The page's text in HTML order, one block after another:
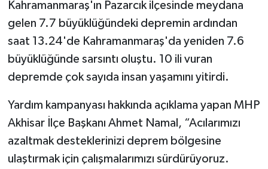
Kahramanmaraş'ın Pazarcık ilçesinde meydana
gelen 7.7 büyüklüğündeki depremin ardından
saat 13.24'de Kahramanmaraş'da yeniden 7.6
büyüklüğünde sarsıntı oluştu. 10 ili vuran
depremde çok sayıda insan yaşamını yitirdi.
Yardım kampanyası hakkında açıklama yapan MHP
Akhisar İlçe Başkanı Ahmet Namal, “Acılarımızı
azaltmak desteklerinizi deprem bölgesine
ulaştırmak için çalışmalarımızı sürdürüyoruz.